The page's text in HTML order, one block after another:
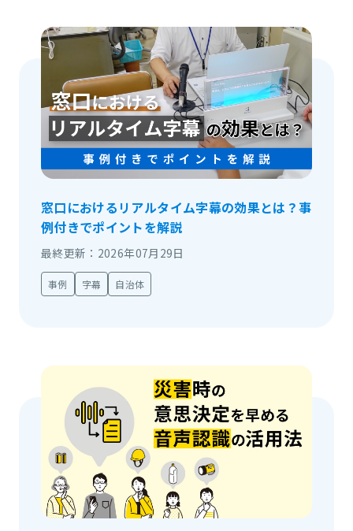
窓口におけるリアルタイム字幕の効果とは？事
例付きでポイントを解説
最終更新：2026年07月29日
事例 字幕 自治体